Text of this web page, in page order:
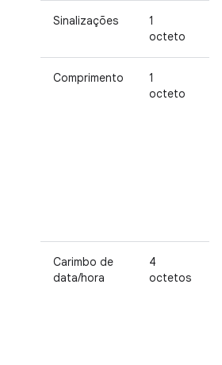
Sinalizações
1
octeto
Comprimento
1
octeto
Carimbo de
data/hora
4
octetos